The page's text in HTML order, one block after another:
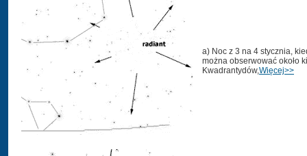
a) Noc z 3 na 4 stycznia,
można obserwować około
Kwadrantydów,Więcej>>